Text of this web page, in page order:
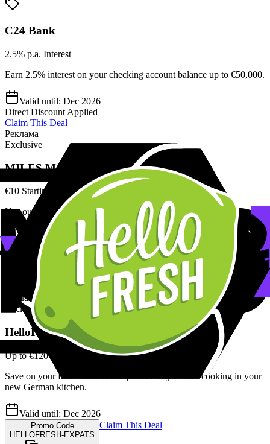
C24 Bank
2.5% p.a. Interest
Earn 2.5% interest on your checking account balance up to €50,000.
Valid until: Dec 2026
Direct Discount Applied
Claim This Deal
Реклама
Exclusive
MILES Mobility
€10 Starting Credit
Use our code to get free credits for your first rides in any German
Valid until: Dec 2026
Promo Code
35kh22Y6zt
Copy Code
Claim This Deal
Реклама
Exclusive
HelloFresh
Up to €120 Discount
Save on your first 4 boxes. The perfect way to start cooking in your
new German kitchen.
Valid until: Dec 2026
Promo Code
HELLOFRESH-EXPATS
Claim This Deal